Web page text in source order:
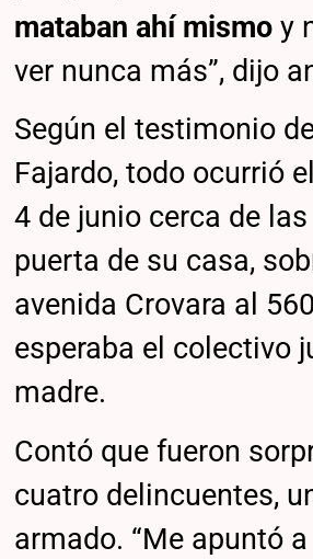
mataban ahí mismo y
ver nunca más”, dijo
Según el testimonio
Fajardo, todo ocurrió
4 de junio cerca de
puerta de su casa,
avenida Crovara al
esperaba el colectivo
madre.
Contó que fueron
cuatro delincuentes,
armado. “Me apuntó